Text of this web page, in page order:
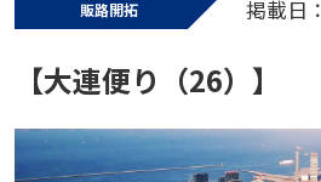
販路開拓 掲載日
【大連便り（26）】